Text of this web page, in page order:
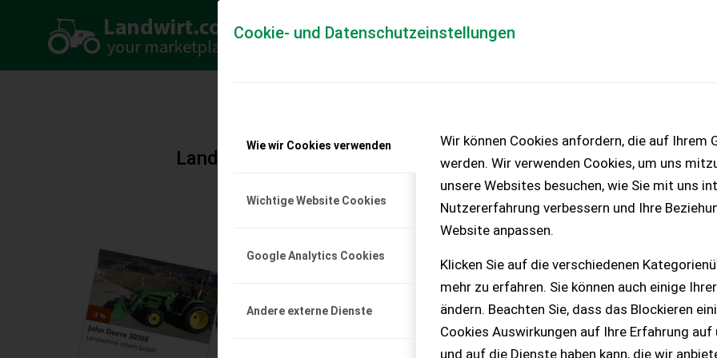
Cookie- und Datenschutzeinstellungen
Wie wir Cookies verwenden
Wichtige Website Cookies
Google Analytics Cookies
Andere externe Dienste
Wir können Cookies anfordern, die auf Ihrem
werden. Wir verwenden Cookies, um uns
unsere Websites besuchen, wie Sie mit uns
Nutzererfahrung verbessern und Ihre
Website anpassen.
Klicken Sie auf die verschiedenen
mehr zu erfahren. Sie können auch einige
ändern. Beachten Sie, dass das Blockieren
Cookies Auswirkungen auf Ihre Erfahrung auf
und auf die Dienste haben kann, die wir
Landwirt.com sagt Danke für Ihr Vertrauen und schenkt Ihnen
Wir sind auch in
Heute in der Früh haben
kostenlose
bekommen.
Premium-Plus-Händler